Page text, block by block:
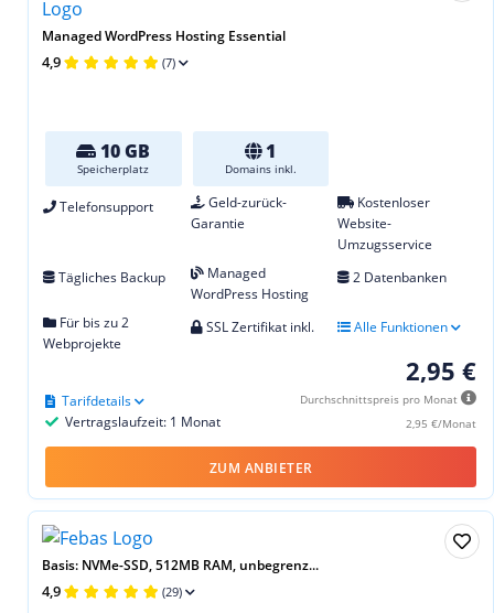
Managed WordPress Hosting Essential
4,9 (7)
10 GB
Speicherplatz
1
Domains inkl.
Telefonsupport
Geld-zurück-
Garantie
Kostenloser
Website-
Umzugsservice
Tägliches Backup
Managed
WordPress Hosting
2 Datenbanken
Für bis zu 2
Webprojekte
SSL Zertifikat inkl. Alle Funktionen
2,95 €
Durchschnittspreis pro Monat
2,95 €/Monat
Vertragslaufzeit: 1 Monat
Tarifdetails
ZUM ANBIETER
Basis: NVMe-SSD, 512MB RAM, unbegrenz...
4,9 (29)